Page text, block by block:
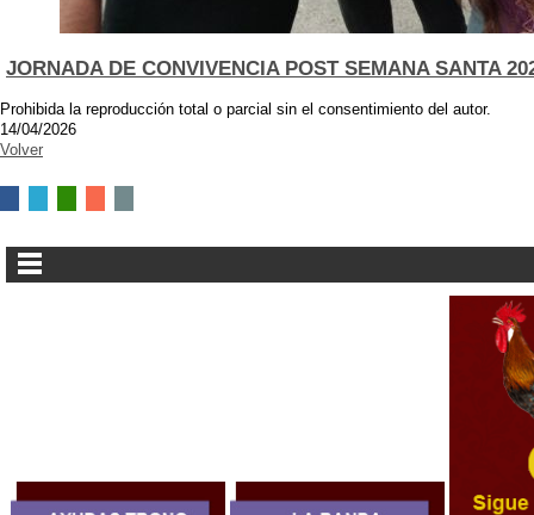
JORNADA DE CONVIVENCIA POST SEMANA SANTA
Prohibida la reproducción total o parcial sin el consentimiento del autor.
14/04/2026
Volver